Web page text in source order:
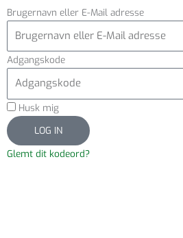
Brugernavn eller E-Mail adresse
Adgangskode
Husk mig
LOG IN
Glemt dit kodeord?